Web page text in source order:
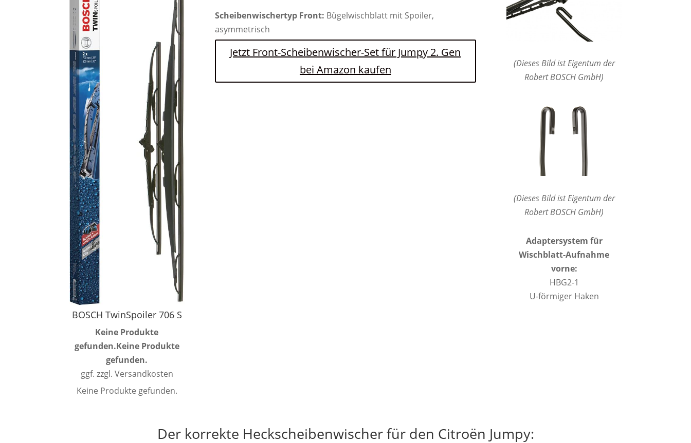
BOSCH TwinSpoiler 706 S
Keine Produkte
gefunden.Keine Produkte
gefunden.
ggf. zzgl. Versandkosten
Keine Produkte gefunden.
Scheibenwischertyp Front: Bügelwischblatt mit Spoiler,
asymmetrisch
Jetzt Front-Scheibenwischer-Set für Jumpy 2. Gen
bei Amazon kaufen
(Dieses Bild ist Eigentum der
Robert BOSCH GmbH)
(Dieses Bild ist Eigentum der
Robert BOSCH GmbH)
Adaptersystem für
Wischblatt-Aufnahme
vorne:
HBG2-1
U-förmiger Haken
Der korrekte Heckscheibenwischer für den Citroën Jumpy: